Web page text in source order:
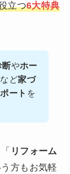
立つ6大特典
断やホー
など家づ
ート を
リフォーム
う方もお気軽